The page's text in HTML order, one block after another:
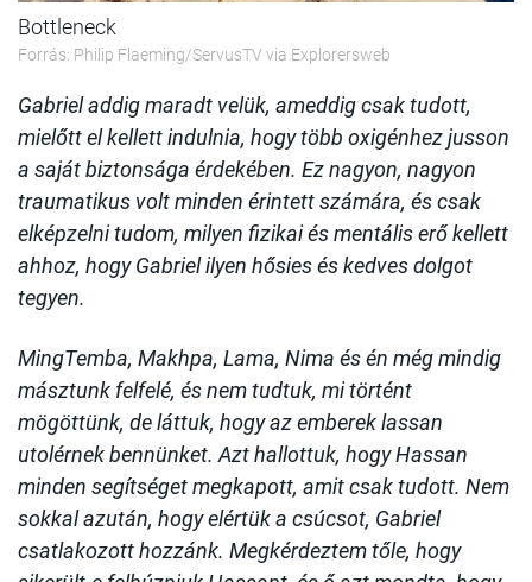
Bottleneck
Forrás: Philip Flaeming/ServusTV via Explorersweb
Gabriel addig maradt velük, ameddig csak tudott,
mielőtt el kellett indulnia, hogy több oxigénhez jusson
a saját biztonsága érdekében. Ez nagyon, nagyon
traumatikus volt minden érintett számára, és csak
elképzelni tudom, milyen fizikai és mentális erő kellett
ahhoz, hogy Gabriel ilyen hősies és kedves dolgot
tegyen.
MingTemba, Makhpa, Lama, Nima és én még mindig
másztunk felfelé, és nem tudtuk, mi történt
mögöttünk, de láttuk, hogy az emberek lassan
utolérnek bennünket. Azt hallottuk, hogy Hassan
minden segítséget megkapott, amit csak tudott. Nem
sokkal azután, hogy elértük a csúcsot, Gabriel
csatlakozott hozzánk. Megkérdeztem tőle, hogy